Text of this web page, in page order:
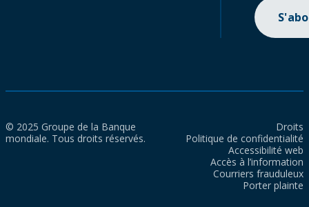
© 2025 Groupe de la Banque
mondiale. Tous droits réservés.
Droits
Politique de confidentialité
Accessibilité web
Accès à l’information
Courriers frauduleux
Porter plainte